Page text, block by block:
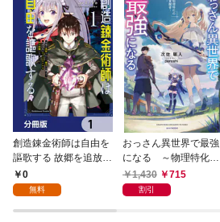
創造錬金術師は自由を
謳歌する 故郷を追放さ
れたら、魔王のお膝元
で超絶効果のマジック
りました【分冊版】
0
無料
おっさん異世界で最強
になる ～物理特化の
覚醒者～
1,430 715
割引